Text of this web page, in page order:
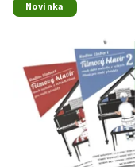
Novinka